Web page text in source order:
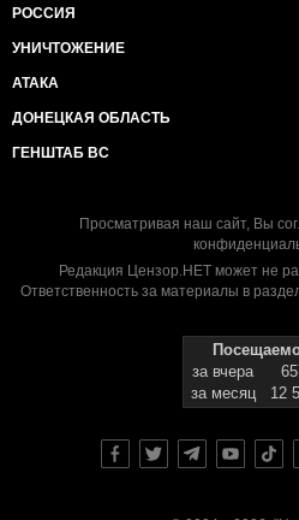
РОССИЯ
УНИЧТОЖЕНИЕ
АТАКА
ДОНЕЦКАЯ ОБЛАСТЬ
ГЕНШТАБ ВС
Просматривая наш сайт, Вы
Редакция Цензор.НЕТ может не
Ответственность за материалы в
за вчера
за месяц
12